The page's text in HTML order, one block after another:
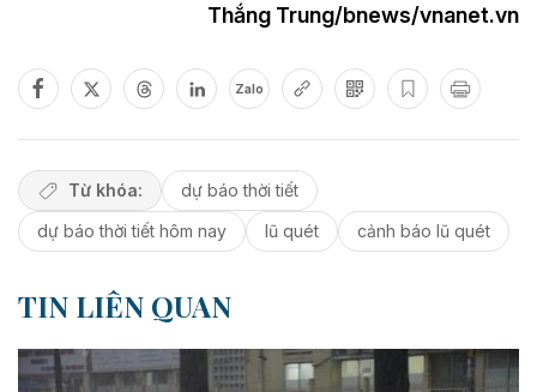
Thắng Trung/bnews/vnanet.vn
Zalo
Từ khóa:
dự báo thời tiết
dự báo thời tiết hôm nay
lũ quét cảnh báo lũ quét
TIN LIÊN QUAN